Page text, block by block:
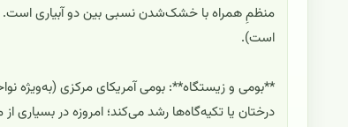
منظمِ همراه با خشک‌شدن نسبی بین دو آبیاری است.
است).
**بومی و زیستگاه**: بومی آمریکای مرکزی (به‌ویژه
درختان یا تکیه‌گاه‌ها رشد می‌کند؛ امروزه در